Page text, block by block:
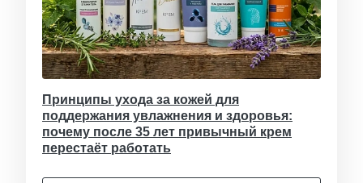
Принципы ухода за кожей для
поддержания увлажнения и здоровья:
почему после 35 лет привычный крем
перестаёт работать